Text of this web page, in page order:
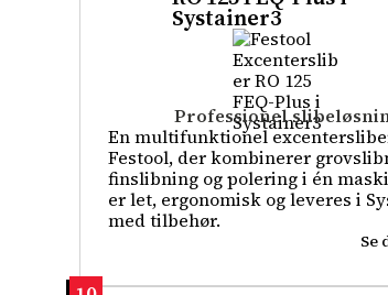
Professionel
Systainer3
En multifunktionel
Festool, der kombinerer
finslibning og polering i én
er let, ergonomisk og leveres i
med tilbehør.
Se